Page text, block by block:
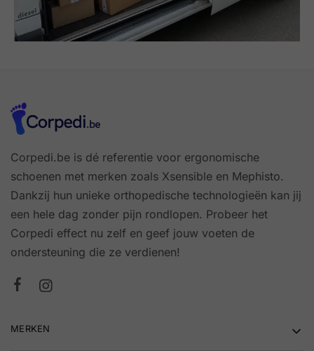
Corpedi.be is dé referentie voor ergonomische
schoenen met merken zoals Xsensible en Mephisto.
Dankzij hun unieke orthopedische technologieën kan jij
een hele dag zonder pijn rondlopen. Probeer het
Corpedi effect nu zelf en geef jouw voeten de
ondersteuning die ze verdienen!
MERKEN